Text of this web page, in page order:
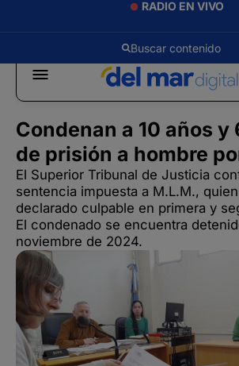
RADIO EN VIVO
Condenan a 10 años y
de prisión a hombre
El Superior Tribunal de Justicia
sentencia impuesta a M.L.M.,
declarado culpable en primera y
El condenado se encuentra
noviembre de 2024.